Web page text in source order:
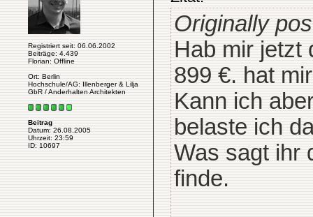
Registriert seit: 06.06.2002
Beiträge: 4.439
Florian: Offline
Ort: Berlin
Hochschule/AG: Illenberger & Lilja
GbR / Anderhalten Architekten
Beitrag
Datum: 26.08.2005
Uhrzeit: 23:59
ID: 10697
Originally
Hab mir jetzt
899 €. hat
Kann ich
belaste ich
Was sagt ihr
finde.